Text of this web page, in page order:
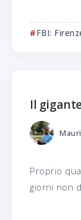
FBI:
Il
Proprio
giorni non